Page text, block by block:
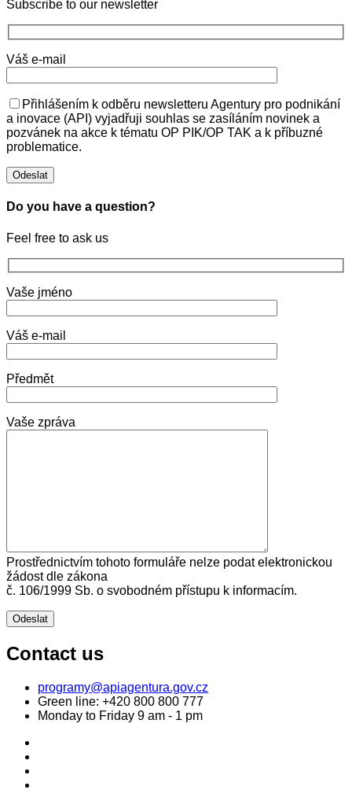
Subscribe to our newsletter
Váš e-mail
Přihlášením k odběru newsletteru Agentury pro podnikání
a inovace (API) vyjadřuji souhlas se zasíláním novinek a
pozvánek na akce k tématu OP PIK/OP TAK a k příbuzné
problematice.
Do you have a question?
Feel free to ask us
Vaše jméno
Váš e-mail
Předmět
Vaše zpráva
Prostřednictvím tohoto formuláře nelze podat elektronickou
žádost dle zákona
č. 106/1999 Sb. o svobodném přístupu k informacím.
Contact us
programy@apiagentura.gov.cz
Green line: +420 800 800 777
Monday to Friday 9 am - 1 pm